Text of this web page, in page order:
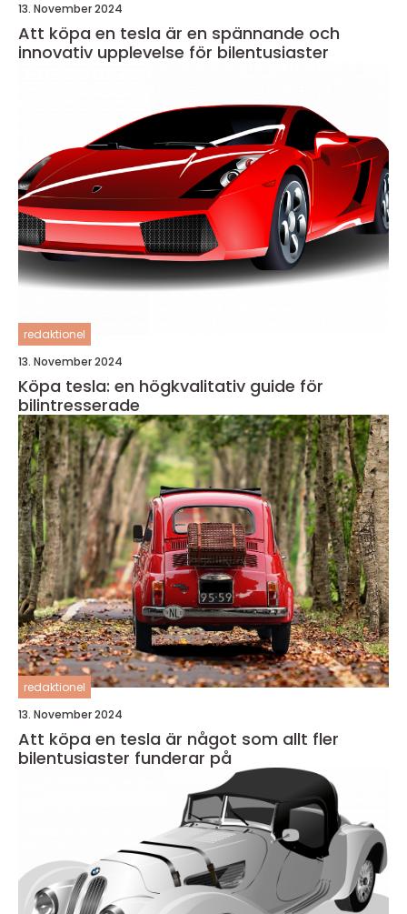
13. November 2024
Att köpa en tesla är en spännande och
innovativ upplevelse för bilentusiaster
redaktionel
13. November 2024
Köpa tesla: en högkvalitativ guide för
bilintresserade
redaktionel
13. November 2024
Att köpa en tesla är något som allt fler
bilentusiaster funderar på